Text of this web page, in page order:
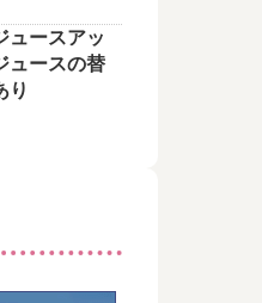
ュースアッ
ュースの替
り